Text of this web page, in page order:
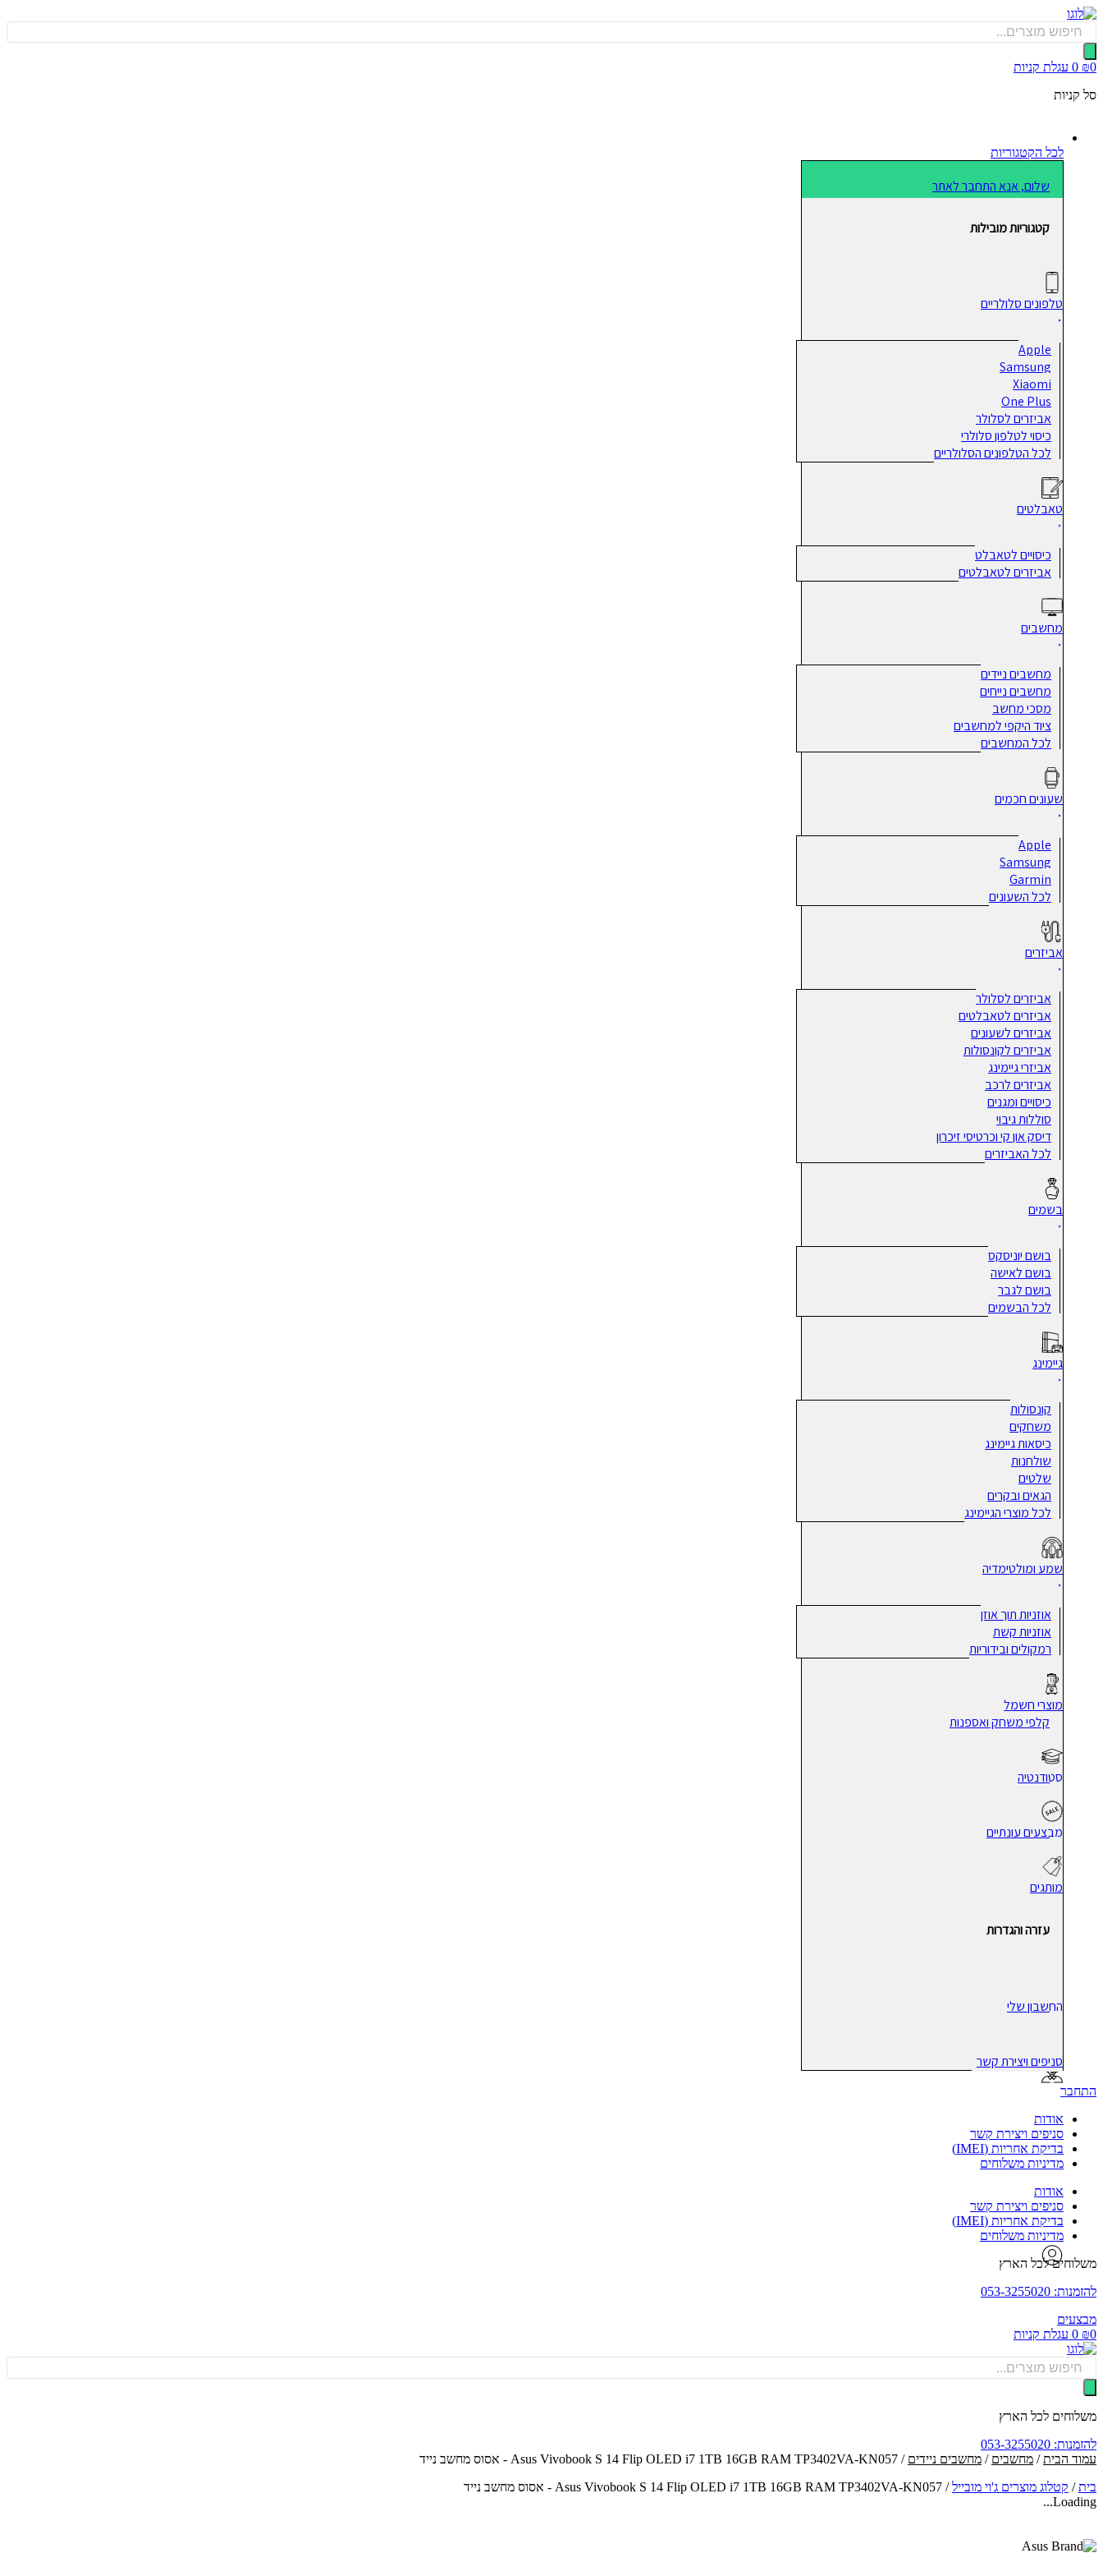
דלג
לתוכן
Products
search
₪0
0 עגלת קניות
סל קניות
לכל הקטגוריות
שלום, אנא התחבר לאתר
קטגוריות מובילות
טלפונים סלולריים
Apple
Samsung
Xiaomi
One Plus
אביזרים לסלולר
כיסוי לטלפון סלולרי
לכל הטלפונים הסלולריים
טאבלטים
כיסויים לטאבלט
אביזרים לטאבלטים
מחשבים
מחשבים ניידים
מחשבים נייחים
מסכי מחשב
ציוד היקפי למחשבים
לכל המחשבים
שעונים חכמים
Apple
Samsung
Garmin
לכל השעונים
אביזרים
אביזרים לסלולר
אביזרים לטאבלטים
אביזרים לשעונים
אביזרים לקונסולות
אביזרי גיימינג
אביזרים לרכב
כיסויים ומגנים
סוללות גיבוי
דיסק און קי וכרטיסי זיכרון
לכל האביזרים
בשמים
בושם יוניסקס
בושם לאישה
בושם לגבר
לכל הבשמים
גיימינג
קונסולות
משחקים
כיסאות גיימינג
שולחנות
שלטים
הגאים ובקרים
לכל מוצרי הגיימינג
שמע ומולטימדיה
אוזניות תוך אוזן
אוזניות קשת
רמקולים ובידוריות
מוצרי חשמל
קלפי משחק ואספנות
סטודנטיה
מבצעים עונתיים
מותגים
עזרה והגדרות
החשבון שלי
סניפים ויצירת קשר
התחבר
אודות
סניפים ויצירת קשר
בדיקת אחריות (IMEI)
מדיניות משלוחים
אודות
סניפים ויצירת קשר
בדיקת אחריות (IMEI)
מדיניות משלוחים
משלוחים לכל הארץ
להזמנות: 053-3255020
מבצעים
₪0
0 עגלת קניות
Products
search
משלוחים לכל הארץ
להזמנות: 053-3255020
עמוד הבית/ מחשבים / מחשבים ניידים / Asus Vivobook S 14 Flip OLED i7 1TB 16GB RAM TP3402VA-KN057 - אסוס מחשב נייד
בית/ קטלוג מוצרים ג'וי מובייל/ Asus Vivobook S 14 Flip OLED i7 1TB 16GB RAM TP3402VA-KN057 - אסוס מחשב נייד
Loading...